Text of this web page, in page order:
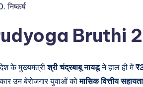
निष्कर्ष
Bruthi
के मुख्यमंत्रीश्री चंद्रबाबू नायडूने हाल ही में
उन बेरोजगार युवाओं कोमासिक वित्तीय सहायता